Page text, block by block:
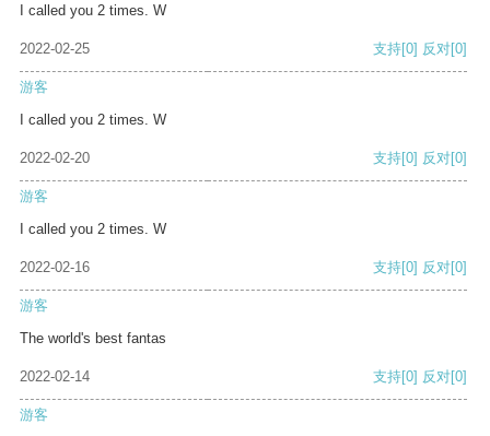
I called you 2 times. W
2022-02-25 支持[0] 反对[0]
游客
I called you 2 times. W
2022-02-20 支持[0] 反对[0]
游客
I called you 2 times. W
2022-02-16 支持[0] 反对[0]
游客
The world's best fantas
2022-02-14 支持[0] 反对[0]
游客